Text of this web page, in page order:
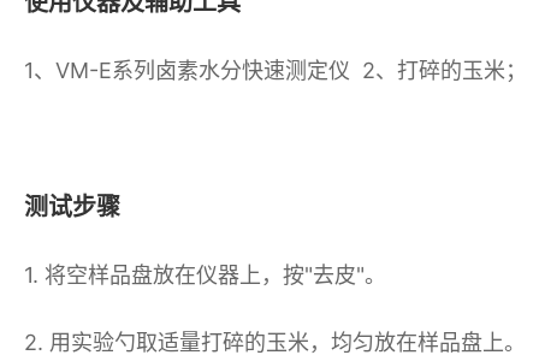
1、 VM-E系列卤素水分快速测定仪 2、打碎的玉米；
测试步骤
1. 将空样品盘放在仪器上，按"去皮"。
2. 用实验勺取适量打碎的玉米，均匀放在样品盘上。